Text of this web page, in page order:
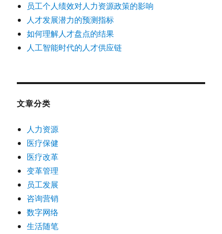
员工个人绩效对人力资源政策的影响
人才发展潜力的预测指标
如何理解人才盘点的结果
人工智能时代的人才供应链
文章分类
人力资源
医疗保健
医疗改革
变革管理
员工发展
咨询营销
数字网络
生活随笔